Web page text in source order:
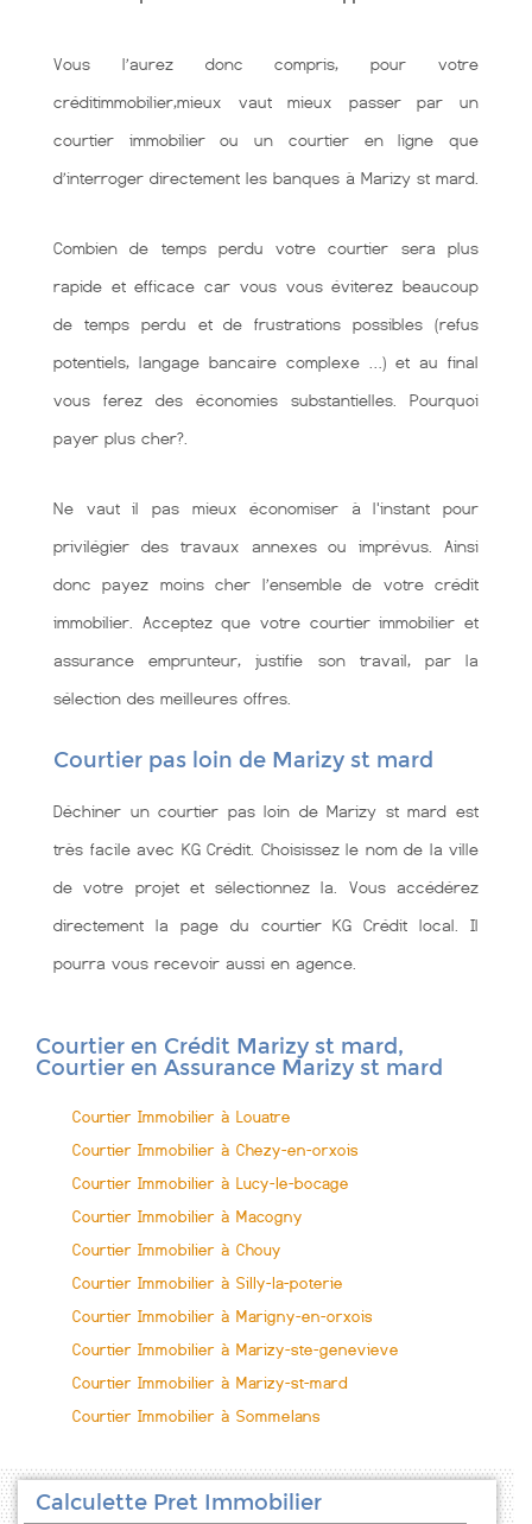
Vous l’aurez donc compris, pour votre
créditimmobilier,mieux vaut mieux passer par un
courtier immobilier ou un courtier en ligne que
d’interroger directement les banques à Marizy st mard.
Combien de temps perdu votre courtier sera plus
rapide et efficace car vous vous éviterez beaucoup
de temps perdu et de frustrations possibles (refus
potentiels, langage bancaire complexe …) et au final
vous ferez des économies substantielles. Pourquoi
payer plus cher?.
Ne vaut il pas mieux économiser à l'instant pour
privilégier des travaux annexes ou imprévus. Ainsi
donc payez moins cher l’ensemble de votre crédit
immobilier. Acceptez que votre courtier immobilier et
assurance emprunteur, justifie son travail, par la
sélection des meilleures offres.
Courtier pas loin de Marizy st mard
Déchiner un courtier pas loin de Marizy st mard est
très facile avec KG Crédit. Choisissez le nom de la ville
de votre projet et sélectionnez la. Vous accédérez
directement la page du courtier KG Crédit local. Il
pourra vous recevoir aussi en agence.
Courtier en Crédit Marizy st mard,
Courtier en Assurance Marizy st mard
Courtier Immobilier à Louatre
Courtier Immobilier à Chezy-en-orxois
Courtier Immobilier à Lucy-le-bocage
Courtier Immobilier à Macogny
Courtier Immobilier à Chouy
Courtier Immobilier à Silly-la-poterie
Courtier Immobilier à Marigny-en-orxois
Courtier Immobilier à Marizy-ste-genevieve
Courtier Immobilier à Marizy-st-mard
Courtier Immobilier à Sommelans
Calculette Pret Immobilier